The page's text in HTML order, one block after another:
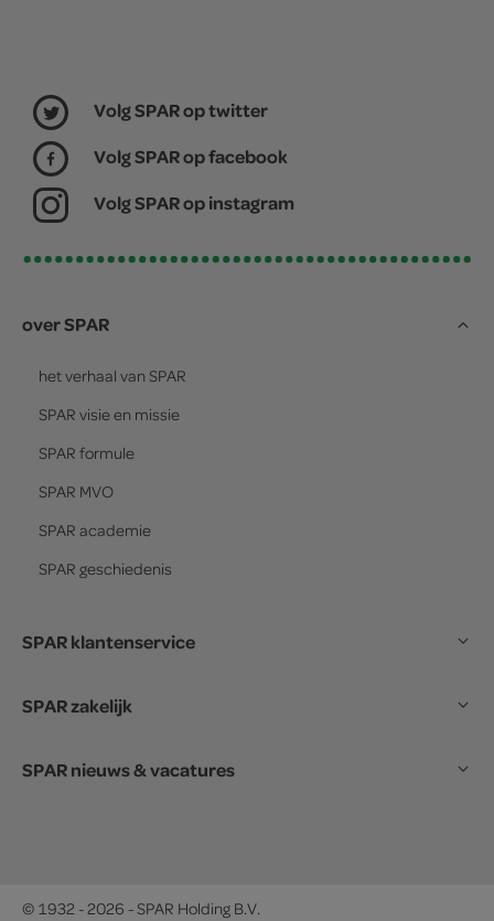
Volg SPAR op twitter
Volg SPAR op facebook
Volg SPAR op instagram
over SPAR
het verhaal van SPAR
SPAR visie en missie
SPAR formule
SPAR MVO
SPAR academie
SPAR geschiedenis
SPAR klantenservice
SPAR zakelijk
SPAR nieuws & vacatures
© 1932 - 2026 - SPAR Holding B.V.